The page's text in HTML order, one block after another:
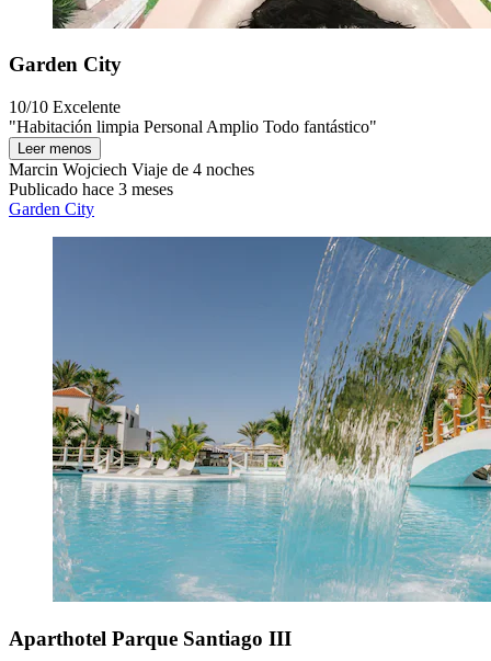
Garden City
10/10 Excelente
"Habitación limpia Personal Amplio Todo fantástico"
Leer menos
Marcin Wojciech Viaje de 4 noches
Publicado hace 3 meses
Garden City
Aparthotel Parque Santiago III